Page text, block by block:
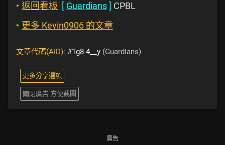
‣ 返回看板 [ Guardians] CPBL
‣ 更多 Kevin0906 的文章
文章代碼(AID): #1g8-4__y (Guardians)
更多分享選項
關閉廣告 方便截圖
廣告